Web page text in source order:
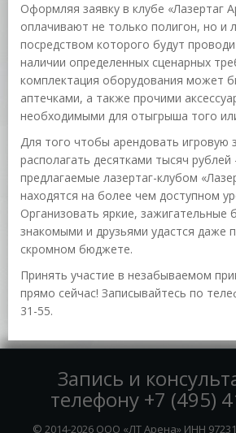
Оформляя заявку в клубе «Лазертаг
оплачивают не только полигон, но и
посредством которого будут
наличии определенных сценарных
комплектация оборудования может
аптечками, а также прочими
необходимыми для отыгрыша того
Для того чтобы арендовать игровую
располагать десятками тысяч рублей
предлагаемые лазертаг-клубом
находятся на более чем доступном
Организовать яркие, зажигательные
знакомыми и друзьями удастся даже
скромном бюджете.
Принять участие в незабываемом
прямо сейчас! Записывайтесь по
31-55.
Запись и
телефону +7 (495)
© 2014-2026 ООО «ЛТ Арена» ИНН